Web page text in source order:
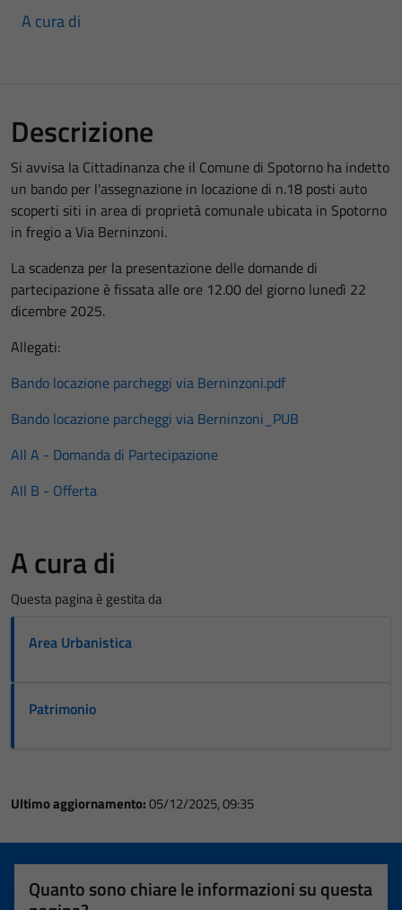
A cura di
Descrizione
Si avvisa la Cittadinanza che il Comune di Spotorno ha indetto
un bando per l'assegnazione in locazione di n.18 posti auto
scoperti siti in area di proprietà comunale ubicata in Spotorno
in fregio a Via Berninzoni.
La scadenza per la presentazione delle domande di
partecipazione è fissata alle ore 12.00 del giorno lunedì 22
dicembre 2025.
Allegati:
Bando locazione parcheggi via Berninzoni.pdf
Bando locazione parcheggi via Berninzoni_PUB
All A - Domanda di Partecipazione
All B - Offerta
A cura di
Questa pagina è gestita da
Area Urbanistica
Patrimonio
Ultimo aggiornamento:05/12/2025, 09:35
Quanto sono chiare le informazioni su questa